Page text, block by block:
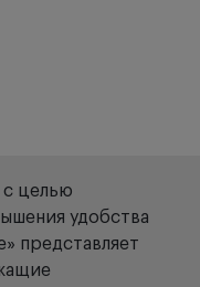
с целью
удобства
представляет